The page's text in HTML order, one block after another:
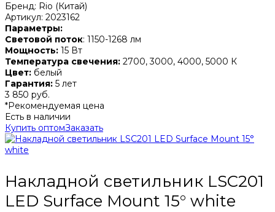
Бренд: Rio (Китай)
Артикул: 2023162
Параметры:
Световой поток: 1150-1268 лм
Мощность: 15 Вт
Температура свечения: 2700, 3000, 4000, 5000 К
Цвет: белый
Гарантия: 5 лет
3 850 руб.
*Рекомендуемая цена
Есть в наличии
Купить оптомЗаказать
Накладной светильник LSC201
LED Surface Mount 15° white